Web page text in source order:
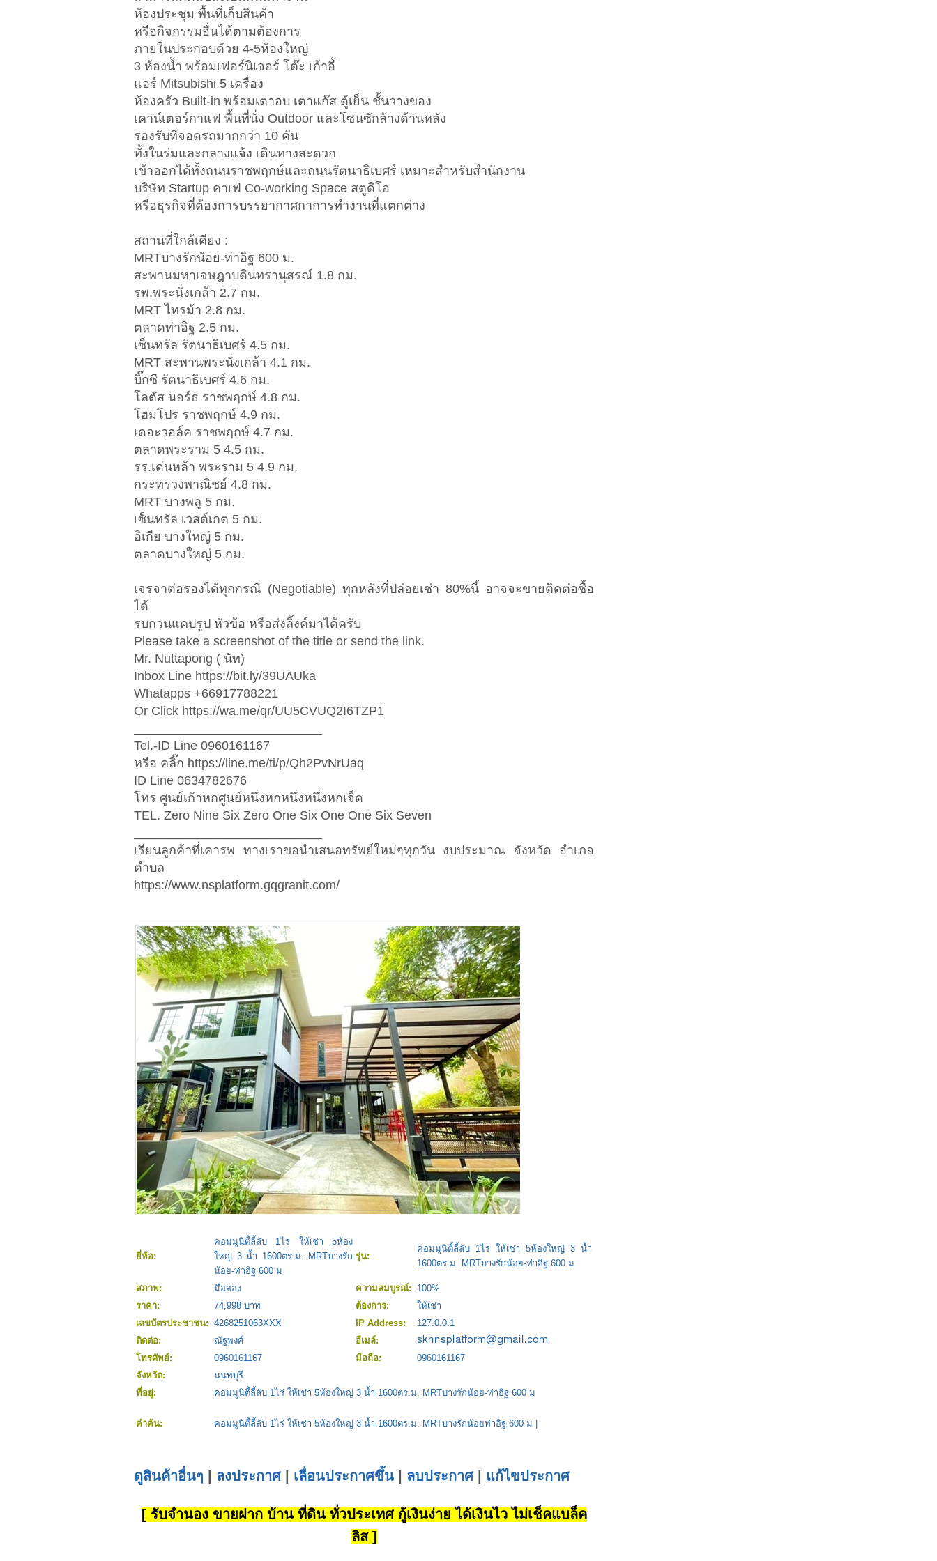
ห้องประชุม พื้นที่เก็บสินค้า
หรือกิจกรรมอื่นได้ตามต้องการ
ภายในประกอบด้วย 4-5ห้องใหญ่
3 ห้องน้ำ พร้อมเฟอร์นิเจอร์ โต๊ะ เก้าอี้
แอร์ Mitsubishi 5 เครื่อง
ห้องครัว Built-in พร้อมเตาอบ เตาแก๊ส ตู้เย็น ชั้นวางของ
เคาน์เตอร์กาแฟ พื้นที่นั่ง Outdoor และโซนซักล้างด้านหลัง
รองรับที่จอดรถมากกว่า 10 คัน
ทั้งในร่มและกลางแจ้ง เดินทางสะดวก
เข้าออกได้ทั้งถนนราชพฤกษ์และถนนรัตนาธิเบศร์ เหมาะสำหรับสำนักงาน
บริษัท Startup คาเฟ่ Co-working Space สตูดิโอ
หรือธุรกิจที่ต้องการบรรยากาศกาการทำงานที่แตกต่าง
สถานที่ใกล้เคียง :
MRTบางรักน้อย-ท่าอิฐ 600 ม.
สะพานมหาเจษฎาบดินทรานุสรณ์ 1.8 กม.
รพ.พระนั่งเกล้า 2.7 กม.
MRT ไทรม้า 2.8 กม.
ตลาดท่าอิฐ 2.5 กม.
เซ็นทรัล รัตนาธิเบศร์ 4.5 กม.
MRT สะพานพระนั่งเกล้า 4.1 กม.
บิ๊กซี รัตนาธิเบศร์ 4.6 กม.
โลตัส นอร์ธ ราชพฤกษ์ 4.8 กม.
โฮมโปร ราชพฤกษ์ 4.9 กม.
เดอะวอล์ค ราชพฤกษ์ 4.7 กม.
ตลาดพระราม 5 4.5 กม.
รร.เด่นหล้า พระราม 5 4.9 กม.
กระทรวงพาณิชย์ 4.8 กม.
MRT บางพลู 5 กม.
เซ็นทรัล เวสต์เกต 5 กม.
อิเกีย บางใหญ่ 5 กม.
ตลาดบางใหญ่ 5 กม.
เจรจาต่อรองได้ทุกกรณี (Negotiable) ทุกหลังที่ปล่อยเช่า 80%นี้ อาจจะขายติดต่อซื้อ
ได้
รบกวนแคปรูป หัวข้อ หรือส่งลิ้งค์มาได้ครับ
Please take a screenshot of the title or send the link.
Mr. Nuttapong ( นัท)
Inbox Line https://bit.ly/39UAUka
Whatapps +66917788221
Or Click https://wa.me/qr/UU5CVUQ2I6TZP1
Tel.-ID Line 0960161167
หรือ คลิ๊ก https://line.me/ti/p/Qh2PvNrUaq
ID Line 0634782676
โทร ศูนย์เก้าหกศูนย์หนึ่งหกหนึ่งหนึ่งหกเจ็ด
TEL. Zero Nine Six Zero One Six One One Six Seven
เรียนลูกค้าที่เคารพ ทางเราขอนำเสนอทรัพย์ใหม่ๆทุกวัน งบประมาณ จังหวัด อำเภอ
ตำบล
https://www.nsplatform.gqgranit.com/
ยี่ห้อ:
คอมมูนิตี้ลี้ลับ 1ไร่ ให้เช่า 5ห้อง
ใหญ่ 3 น้ำ 1600ตร.ม. MRTบางรัก
น้อย-ท่าอิฐ 600 ม
รุ่น:
คอมมูนิตี้ลี้ลับ 1ไร่ ให้เช่า 5ห้องใหญ่ 3 น้ำ
1600ตร.ม. MRTบางรักน้อย-ท่าอิฐ 600 ม
สภาพ: มือสอง ความสมบูรณ์:
100%
ราคา:
74,998 บาท ต้องการ:
ให้เช่า
เลขบัตรประชาชน: 4268251063XXX IP Address:
127.0.0.1
ติดต่อ:
ณัฐพงศ์
อีเมล์:
โทรศัพย์:
0960161167 มือถือ:
0960161167
จังหวัด:
นนทบุรี
ที่อยู่:
คอมมูนิตี้ลี้ลับ 1ไร่ ให้เช่า 5ห้องใหญ่ 3 น้ำ 1600ตร.ม. MRTบางรักน้อย-ท่าอิฐ 600 ม
คำค้น: คอมมูนิตี้ลี้ลับ 1ไร่ ให้เช่า 5ห้องใหญ่ 3 น้ำ 1600ตร.ม. MRTบางรักน้อยท่าอิฐ 600 ม
ดูสินค้าอื่นๆ ลงประกาศ| เลื่อนประกาศขึ้น ลบประกาศ| แก้ไขประกาศ
[ รับจำนอง ขายฝาก บ้าน ที่ดิน ทั่วประเทศ กู้เงินง่าย ได้เงินไว ไม่เช็คแบล็ค
ลิส ]